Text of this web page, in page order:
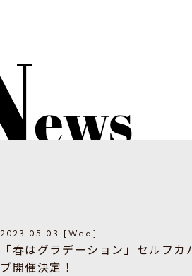
2023.05.03 [Wed]
「春はグラデーション」セルフ
ブ開催決定！